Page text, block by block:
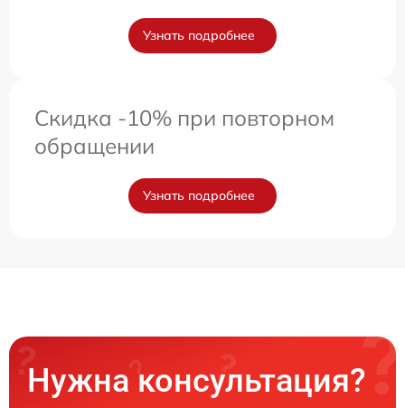
Узнать подробнее
Скидка -10% при повторном
обращении
Узнать подробнее
Нужна консультация?